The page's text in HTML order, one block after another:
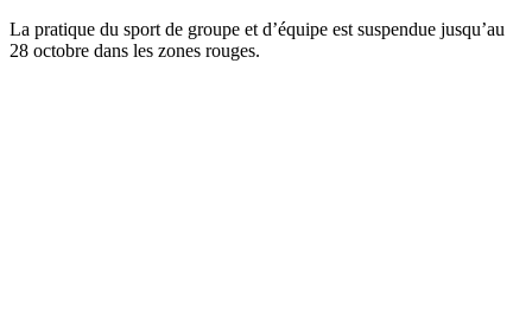
La pratique du sport de groupe et d’équipe est suspendue jusqu’au
28 octobre dans les zones rouges.